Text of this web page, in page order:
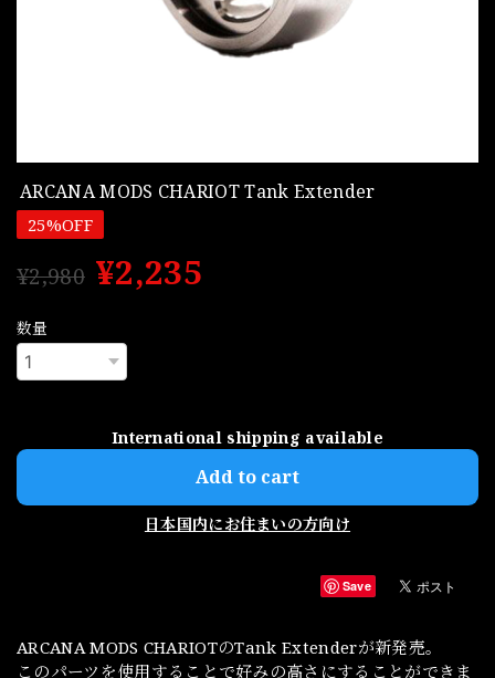
ARCANA MODS CHARIOT Tank Extender
25%OFF
¥2,980 ¥2,235
数量
International shipping available
Add to cart
日本国内にお住まいの方向け
Save
ARCANA MODS CHARIOTのTank Extenderが新発売。
このパーツを使用することで好みの高さにすることができま